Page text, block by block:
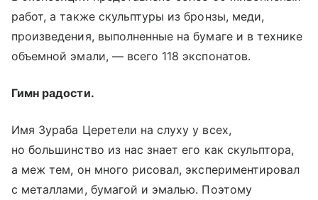
работ, а также скульптуры из бронзы, меди,
произведения, выполненные на бумаге и в технике
объемной эмали, — всего 118 экспонатов.
Гимн радости.
Имя Зураба Церетели на слуху у всех,
но большинство из нас знает его как скульптора,
а меж тем, он много рисовал, экспериментировал
с металлами, бумагой и эмалью. Поэтому